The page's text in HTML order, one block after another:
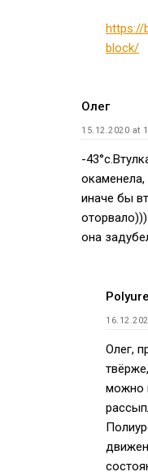
https://
block/
Олег
15.12.2020 at
-
иначе бы
она
Олег,
можно